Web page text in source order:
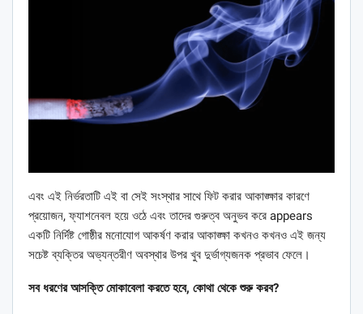
এবং এই নির্ভরতাটি এই বা সেই সংস্থার সাথে ফিট করার আকাঙ্ক্ষার কারণে
প্রয়োজন, ফ্যাশনেবল হয়ে ওঠে এবং তাদের গুরুত্ব অনুভব করে appears
একটি নির্দিষ্ট গোষ্ঠীর মনোযোগ আকর্ষণ করার আকাঙ্ক্ষা কখনও কখনও এই জন্য
সচেষ্ট ব্যক্তির অভ্যন্তরীণ অবস্থার উপর খুব দুর্ভাগ্যজনক প্রভাব ফেলে।
সব ধরণের আসক্তি মোকাবেলা করতে হবে, কোথা থেকে শুরু করব?